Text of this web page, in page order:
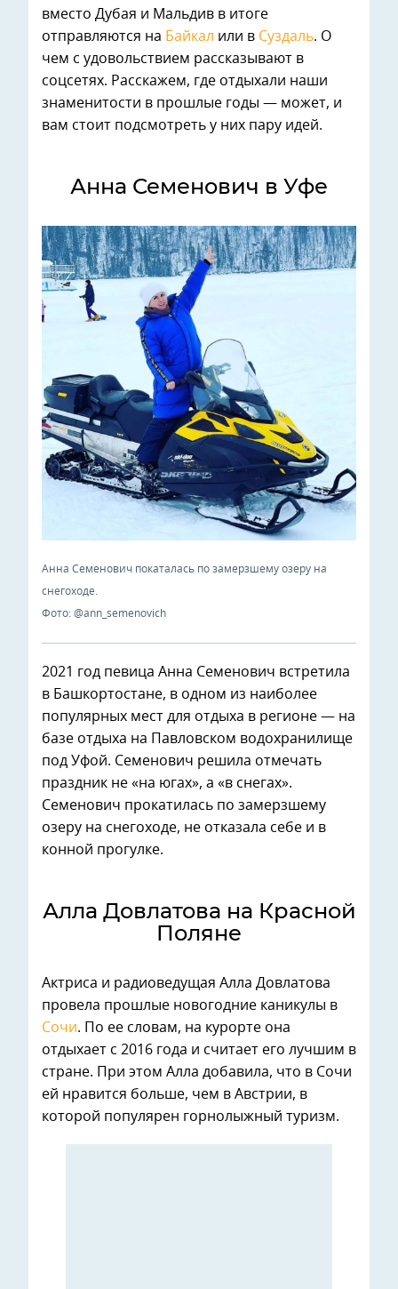
вместо Дубая и Мальдив в итоге
отправляются на Байкал или в Суздаль. О
чем с удовольствием рассказывают в
соцсетях. Расскажем, где отдыхали наши
знаменитости в прошлые годы — может, и
вам стоит подсмотреть у них пару идей.
Анна Семенович в Уфе
Анна Семенович покаталась по замерзшему озеру на
снегоходе.
Фото: @ann_semenovich
2021 год певица Анна Семенович встретила
в Башкортостане, в одном из наиболее
популярных мест для отдыха в регионе — на
базе отдыха на Павловском водохранилище
под Уфой. Семенович решила отмечать
праздник не «на югах», а «в снегах».
Семенович прокатилась по замерзшему
озеру на снегоходе, не отказала себе и в
конной прогулке.
Алла Довлатова на Красной
Поляне
Актриса и радиоведущая Алла Довлатова
провела прошлые новогодние каникулы в
Сочи. По ее словам, на курорте она
отдыхает с 2016 года и считает его лучшим в
стране. При этом Алла добавила, что в Сочи
ей нравится больше, чем в Австрии, в
которой популярен горнолыжный туризм.